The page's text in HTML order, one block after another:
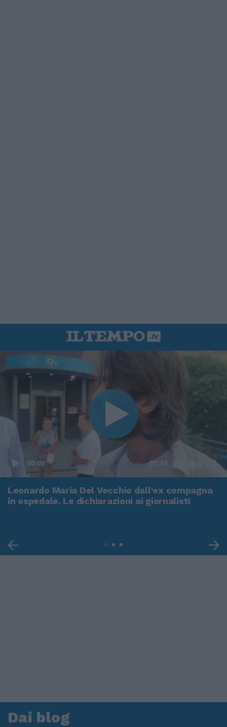
00:00 01:16
Leonardo Maria Del Vecchio dall'ex compagna
in ospedale. Le dichiarazioni ai giornalisti
Dai blog